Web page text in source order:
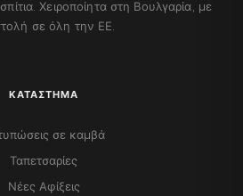
Χειροποίητα στη Βουλγαρία, με
σε όλη την ΕΕ.
ΚΑΤΆΣΤΗΜΑ
σε καμβά
Ταπετσαρίες
Νέες Αφίξεις